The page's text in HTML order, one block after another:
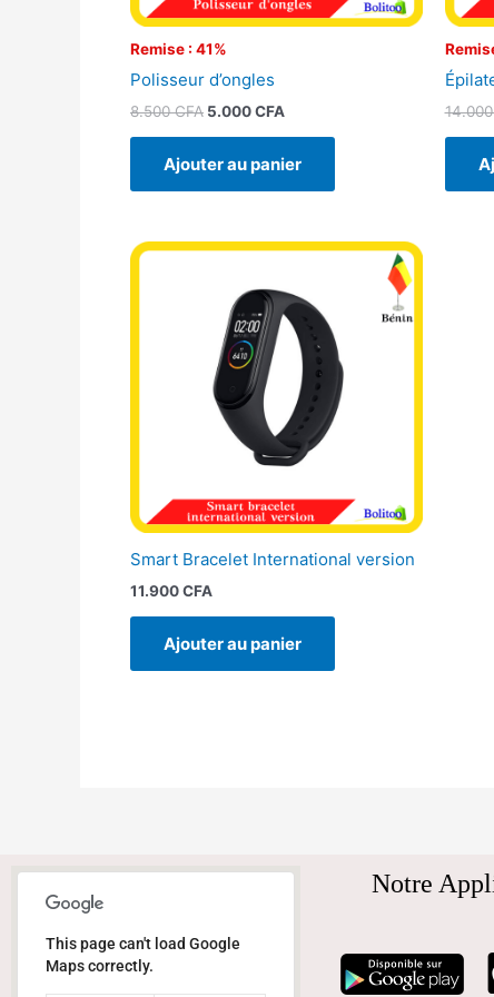
Remise : 41%
Polisseur d’ongles
8.500CFA 5.000CFA
Ajouter au panier
Smart Bracelet International version
11.900CFA
Ajouter au panier
This page can't load Google
Maps correctly.
Notre